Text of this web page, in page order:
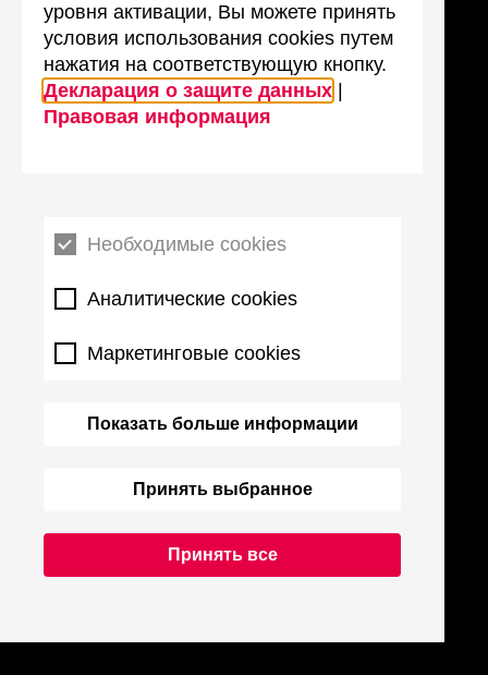
уровня активации, Вы можете принять
условия использования cookies путем
нажатия на соответствующую кнопку.
Декларация о защите данных
Правовая информация
Необходимые cookies
Аналитические cookies
Маркетинговые cookies
Показать больше информации
Принять выбранное
Принять все